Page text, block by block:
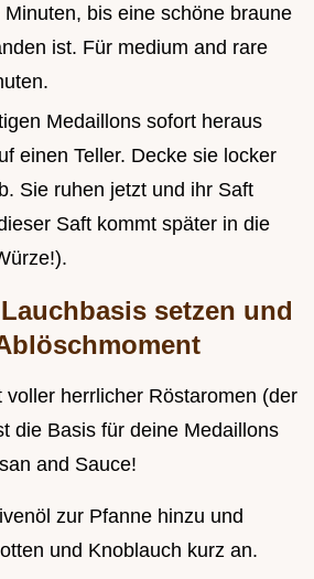
bis eine schöne braune
ist. Für medium and rare
Medaillons sofort heraus
einen Teller. Decke sie locker
Sie ruhen jetzt und ihr Saft
Saft kommt später in die
setzen und
voller herrlicher Röstaromen (der
die Basis für deine Medaillons
and Sauce!
zur Pfanne hinzu und
und Knoblauch kurz an.